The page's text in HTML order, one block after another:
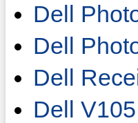
Dell
Dell
Dell
Dell V105